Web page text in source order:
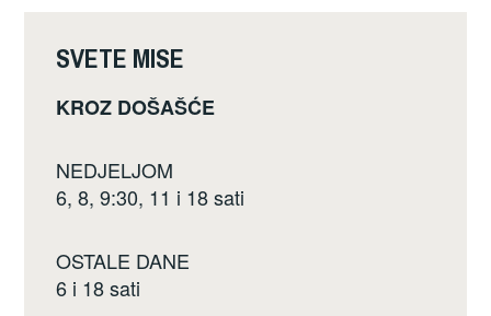
o
k
SVETE MISE
KROZ DOŠAŠĆE
NEDJELJOM
6, 8, 9:30, 11 i 18 sati
OSTALE DANE
6 i 18 sati